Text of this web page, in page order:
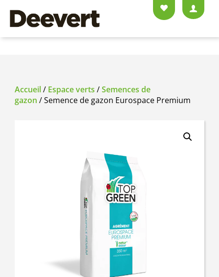
Accueil/ Espace verts /Semences de
gazon / Semence de gazon Eurospace Premium